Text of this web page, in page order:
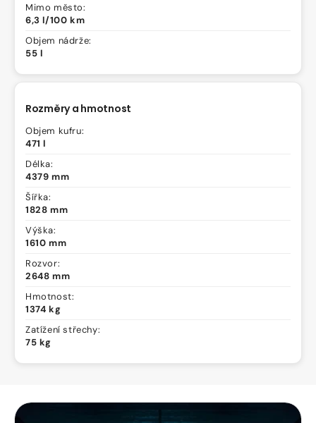
Mimo město:
6,3 l/100 km
Objem nádrže:
55 l
Rozměry a hmotnost
Objem kufru:
471 l
Délka:
4379 mm
Šířka:
1828 mm
Výška:
1610 mm
Rozvor:
2648 mm
Hmotnost:
1374 kg
Zatížení střechy:
75 kg